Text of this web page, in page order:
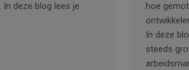
In deze blog lees je
hoe
In deze
steeds